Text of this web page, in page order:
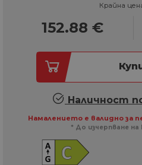
Крайна
152.88 €
Наличност
Намалението е валидно за
* До изчерпване